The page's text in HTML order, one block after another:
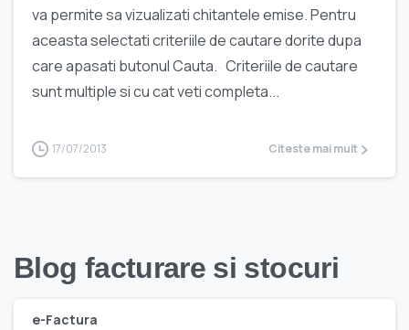
va permite sa vizualizati chitantele emise. Pentru
aceasta selectati criteriile de cautare dorite dupa
care apasati butonul Cauta. Criteriile de cautare
sunt multiple si cu cat veti completa...
17/07/2013 Citeste mai mult
Blog facturare si stocuri
e-Factura